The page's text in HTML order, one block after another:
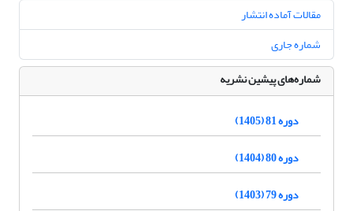
مقالات آماده انتشار
شماره جاری
شماره‌های پیشین نشریه
دوره 81 (1405)
دوره 80 (1404)
دوره 79 (1403)